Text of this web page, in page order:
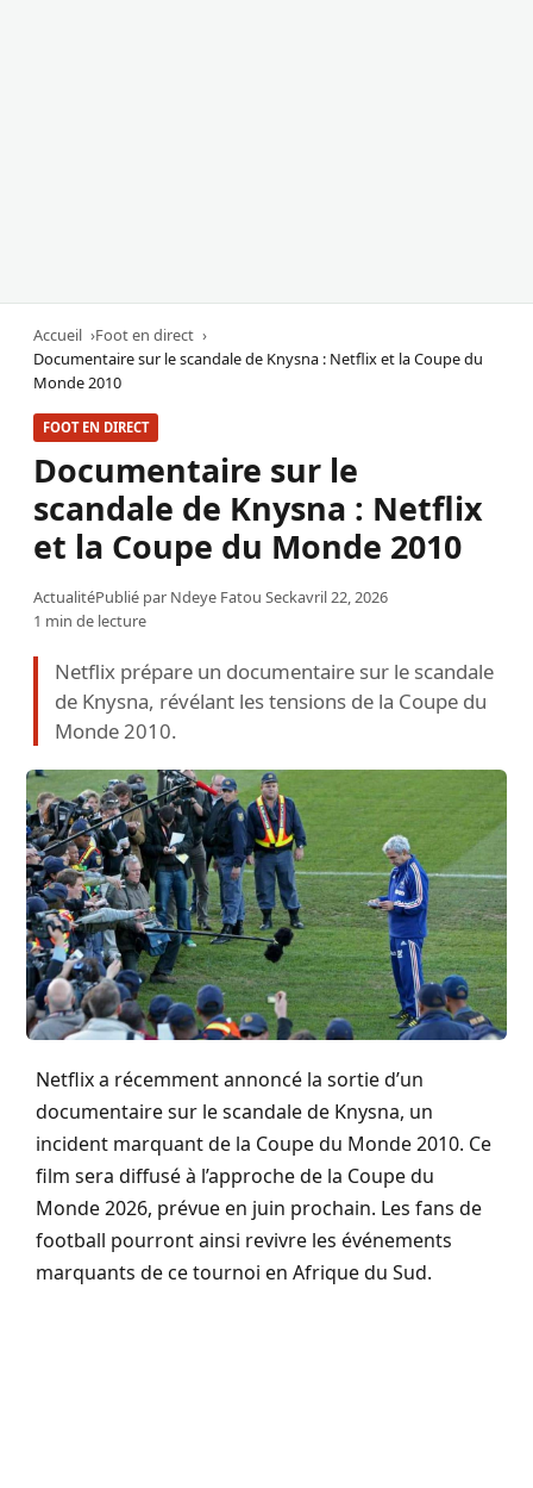
Accueil
Foot en direct
Documentaire sur le scandale de Knysna : Netflix et la Coupe du
Monde 2010
FOOT EN DIRECT
Documentaire sur le
scandale de Knysna : Netflix
et la Coupe du Monde 2010
ActualitéPublié par Ndeye Fatou Seckavril 22, 2026
1 min de lecture
Netflix prépare un documentaire sur le scandale
de Knysna, révélant les tensions de la Coupe du
Monde 2010.
Netflix a récemment annoncé la sortie d’un
documentaire sur le scandale de Knysna, un
incident marquant de la Coupe du Monde 2010. Ce
film sera diffusé à l’approche de la Coupe du
Monde 2026, prévue en juin prochain. Les fans de
football pourront ainsi revivre les événements
marquants de ce tournoi en Afrique du Sud.